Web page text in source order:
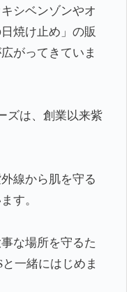
シベンゾンやオ
焼け止め」の販
がってきていま
ズは、創業以来紫
線から肌を守る
す。
な場所を守るた
一緒にはじめま